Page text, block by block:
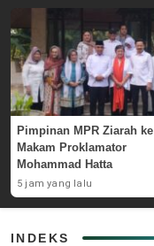
Pimpinan MPR Ziarah ke
Makam Proklamator
Mohammad Hatta
5 jam yang lalu
INDEKS